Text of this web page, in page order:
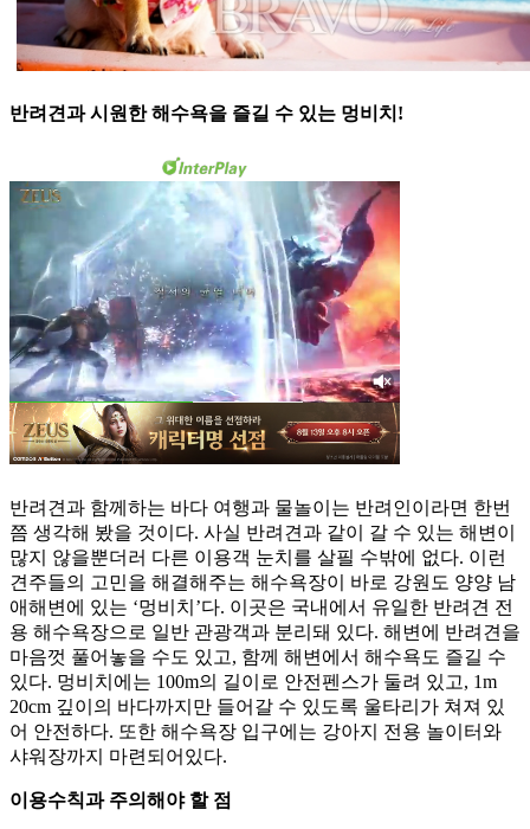
반려견과 시원한 해수욕을 즐길 수 있는 멍비치!
반려견과 함께하는 바다 여행과 물놀이는 반려인이라면 한번
쯤 생각해 봤을 것이다. 사실 반려견과 같이 갈 수 있는 해변이
많지 않을뿐더러 다른 이용객 눈치를 살필 수밖에 없다. 이런
견주들의 고민을 해결해주는 해수욕장이 바로 강원도 양양 남
애해변에 있는 ‘멍비치’다. 이곳은 국내에서 유일한 반려견 전
용 해수욕장으로 일반 관광객과 분리돼 있다. 해변에 반려견을
마음껏 풀어놓을 수도 있고, 함께 해변에서 해수욕도 즐길 수
있다. 멍비치에는 100m의 길이로 안전펜스가 둘려 있고, 1m
20cm 깊이의 바다까지만 들어갈 수 있도록 울타리가 쳐져 있
어 안전하다. 또한 해수욕장 입구에는 강아지 전용 놀이터와
샤워장까지 마련되어있다.
이용수칙과 주의해야 할 점